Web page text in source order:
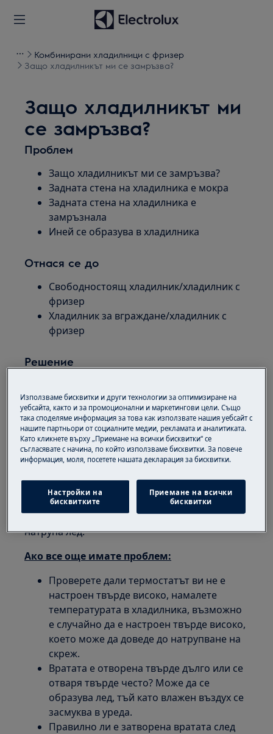
Комбинирани хладилници с фризер
Защо хладилникът ми се замръзва?
Защо хладилникът ми
се замръзва?
Проблем
Защо хладилникът ми се замръзва?
Задната стена на хладилника е мокра
Задната стена на хладилника е
замръзнала
Иней се образува в хладилника
Отнася се до
Свободностоящ хладилник/хладилник с
фризер
Хладилник за вграждане/хладилник с
фризер
Решение
функциониране. Степента на влажност на
въздуха и количеството и температурата на
пресните храни могат да повлияят на
степента на кондензация вътре в хладилника.
По време на процеса на охлаждане влагата
тъй като това е едно от най-студените места в
хладилника. Тези капчици могат да бъдат
замръзнали и на задната стена може да се
натрупа лед.
Ако все още имате проблем:
Проверете дали термостатът ви не е
настроен твърде високо, намалете
температурата в хладилника, възможно
е случайно да е настроен твърде високо,
което може да доведе до натрупване на
скреж.
Вратата е отворена твърде дълго или се
отваря твърде често? Може да се
образува лед, тъй като влажен въздух се
засмуква в уреда.
Правилно ли е затворена вратата след
Използваме бисквитки и други технологии за оптимизиране на
уебсайта, както и за промоционални и маркетингови цели. Също
така споделяме информация за това как използвате нашия уебсайт с
нашите партньори от социалните медии, рекламата и аналитиката.
Като кликнете върху „Приемане на всички бисквитки“ се
съгласявате с начина, по който използваме бисквитки. За повече
информация, моля, посетете нашата декларация за бисквитки.
Настройки на
бисквитките
Приемане на всички
бисквитки